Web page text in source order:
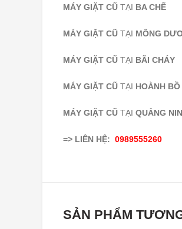
MÁY GIẶT CŨ TẠI BA CHẼ
MÁY GIẶT CŨ TẠI MÔNG
MÁY GIẶT CŨ TẠI BÃI CHÁY
MÁY GIẶT CŨ TẠI HOÀNH BỒ
MÁY GIẶT CŨ TẠI QUẢNG
=> LIÊN HỆ: 0989555260
SẢN PHẨM